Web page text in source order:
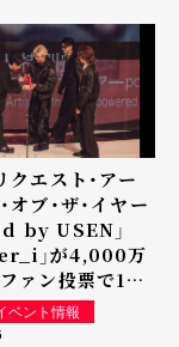
クエスト・アー
オブ・ザ・イヤー
by USEN」
」が4,000万
ァン投票で1位
22（木）
AWARDS
ベント情報